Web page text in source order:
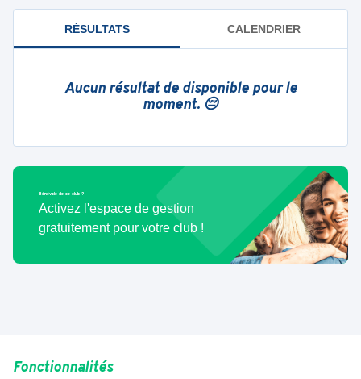
RÉSULTATS CALENDRIER
Aucun résultat de disponible pour le
moment. 😔
Bénévole de ce club ?
Activez l'espace de gestion
gratuitement pour votre club !
Fonctionnalités